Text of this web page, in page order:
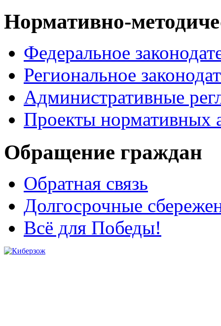
Нормативно-
Федеральное
Региональное
Административные
Проекты нормативных
Обращение граждан
Обратная связь
Долгосрочные
Всё для Победы!